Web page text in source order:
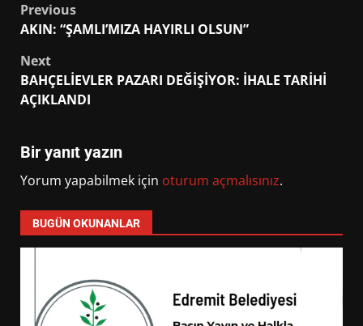
Post
navigation
Previous
AKIN: “ŞAMLI’MIZA HAYIRLI OLSUN”
Next
BAHÇELİEVLER PAZARI DEĞİŞİYOR: İHALE TARİHİ
AÇIKLANDI
Bir yanıt yazın
Yorum yapabilmek için oturum açmalısınız.
BUGÜN OKUNANLAR